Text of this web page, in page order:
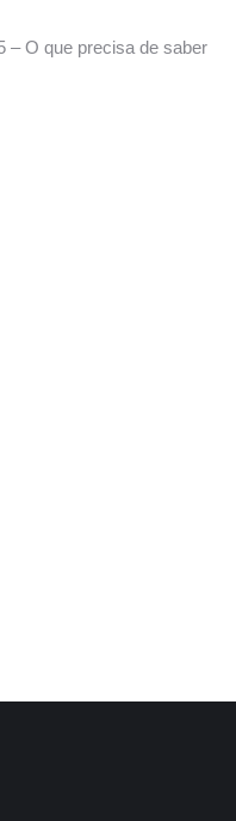
– O que precisa de saber